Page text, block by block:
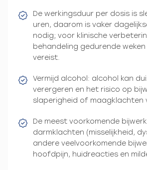
De werkingsduur per dosis is
uren, daarom is vaker
nodig; voor klinische
behandeling gedurende
vereist.
Vermijd alcohol: alcohol kan
verergeren en het risico op
slaperigheid of maagklachten
De meest voorkomende
darmklachten (misselijkheid,
andere veelvoorkomende
hoofdpijn, huidreacties en